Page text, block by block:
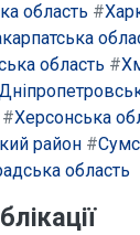
область #
область #
#Херсонська
район #
область